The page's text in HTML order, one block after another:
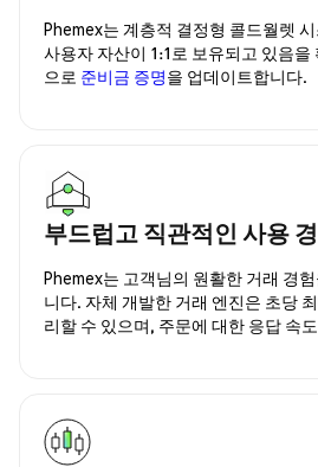
Phemex는 계층적 결정형 콜드월렛
사용자 자산이 1:1로 보유되고 있음을
으로 준비금 증명을 업데이트합니다.
부드럽고 직관적인 사용
Phemex는 고객님의 원활한 거래 경
니다. 자체 개발한 거래 엔진은 초당
리할 수 있으며, 주문에 대한 응답 속